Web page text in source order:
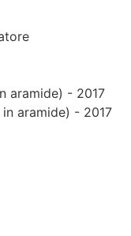
aramide) - 2017
aramide) - 2017